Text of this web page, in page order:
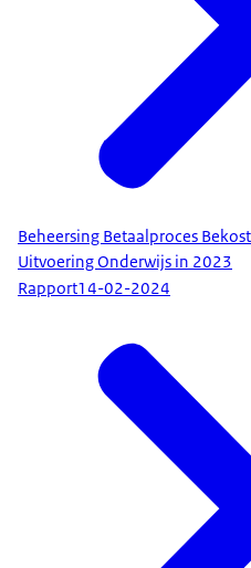
Beheersing Betaalproces
Uitvoering Onderwijs in 2023
Rapport14-02-2024